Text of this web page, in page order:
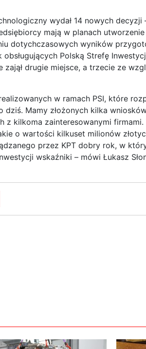
wydał 14 nowych decyzji
mają w planach
dotychczasowych wyników
obsługujących Polską Strefę
drugie miejsce, a trzecie ze
w ramach PSI, które
Mamy złożonych kilka
kilkoma zainteresowanymi firmami.
o wartości kilkuset milionów
przez KPT dobry rok, w
wskaźniki – mówi Łukasz